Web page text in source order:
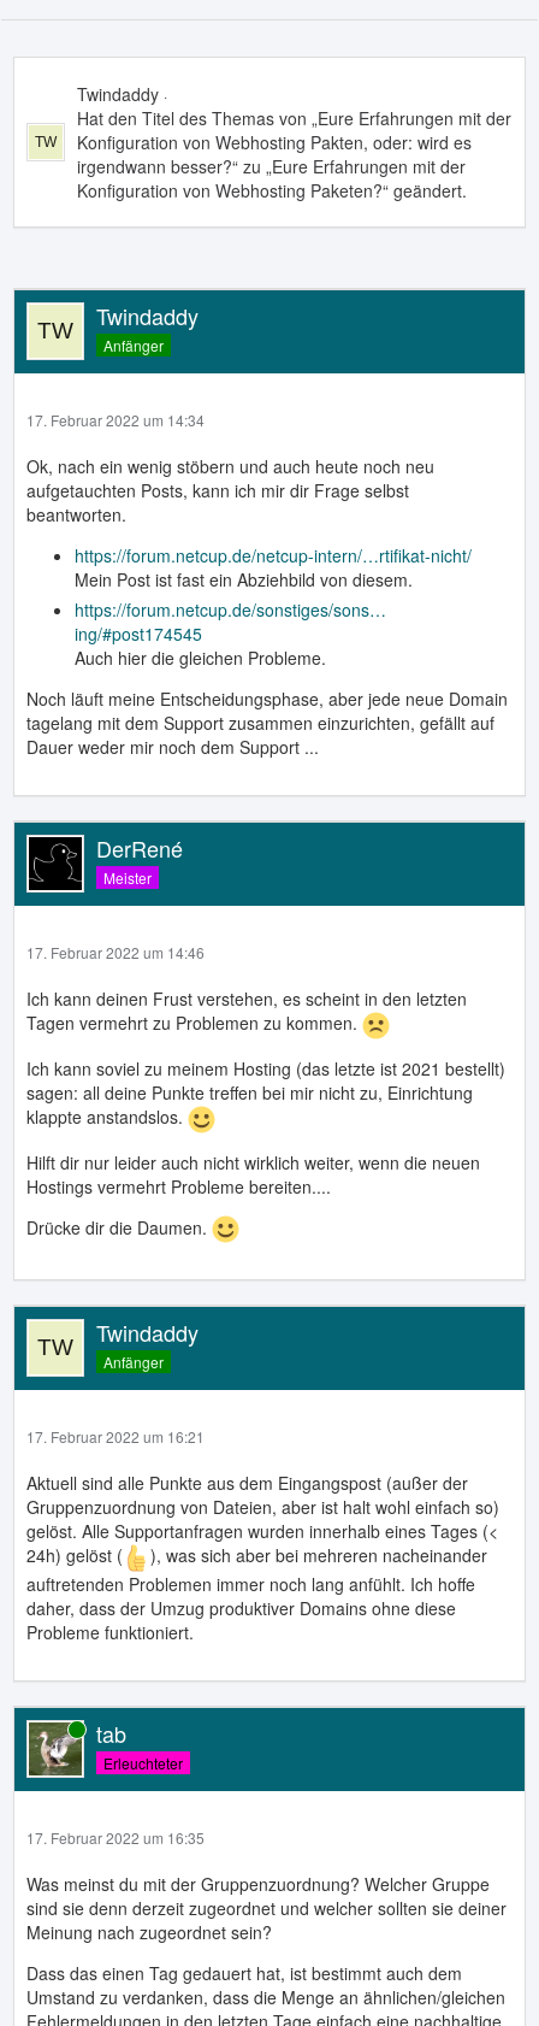
Twindaddy
Hat den Titel des Themas von „Eure Erfahrungen mit der
Konfiguration von Webhosting Pakten, oder: wird es
irgendwann besser?“ zu „Eure Erfahrungen mit der
Konfiguration von Webhosting Paketen?“ geändert.
Twindaddy
Anfänger
17. Februar 2022 um 14:34
Ok, nach ein wenig stöbern und auch heute noch neu
aufgetauchten Posts, kann ich mir dir Frage selbst
beantworten.
https://forum.netcup.de/netcup-intern/…rtifikat-nicht/
Mein Post ist fast ein Abziehbild von diesem.
https://forum.netcup.de/sonstiges/sons…
ing/#post174545
Auch hier die gleichen Probleme.
Noch läuft meine Entscheidungsphase, aber jede neue Domain
tagelang mit dem Support zusammen einzurichten, gefällt auf
Dauer weder mir noch dem Support ...
DerRené
Meister
17. Februar 2022 um 14:46
Ich kann deinen Frust verstehen, es scheint in den letzten
Tagen vermehrt zu Problemen zu kommen.
Ich kann soviel zu meinem Hosting (das letzte ist 2021 bestellt)
sagen: all deine Punkte treffen bei mir nicht zu, Einrichtung
klappte anstandslos.
Hilft dir nur leider auch nicht wirklich weiter, wenn die neuen
Hostings vermehrt Probleme bereiten....
Drücke dir die Daumen.
Twindaddy
Anfänger
17. Februar 2022 um 16:21
Aktuell sind alle Punkte aus dem Eingangspost (außer der
Gruppenzuordnung von Dateien, aber ist halt wohl einfach so)
gelöst. Alle Supportanfragen wurden innerhalb eines Tages (<
24h) gelöst (
), was sich aber bei mehreren nacheinander
auftretenden Problemen immer noch lang anfühlt. Ich hoffe
daher, dass der Umzug produktiver Domains ohne diese
Probleme funktioniert.
tab
Online
Erleuchteter
17. Februar 2022 um 16:35
Was meinst du mit der Gruppenzuordnung? Welcher Gruppe
sind sie denn derzeit zugeordnet und welcher sollten sie deiner
Meinung nach zugeordnet sein?
Dass das einen Tag gedauert hat, ist bestimmt auch dem
Umstand zu verdanken, dass die Menge an ähnlichen/gleichen